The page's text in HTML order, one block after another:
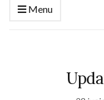
Menu